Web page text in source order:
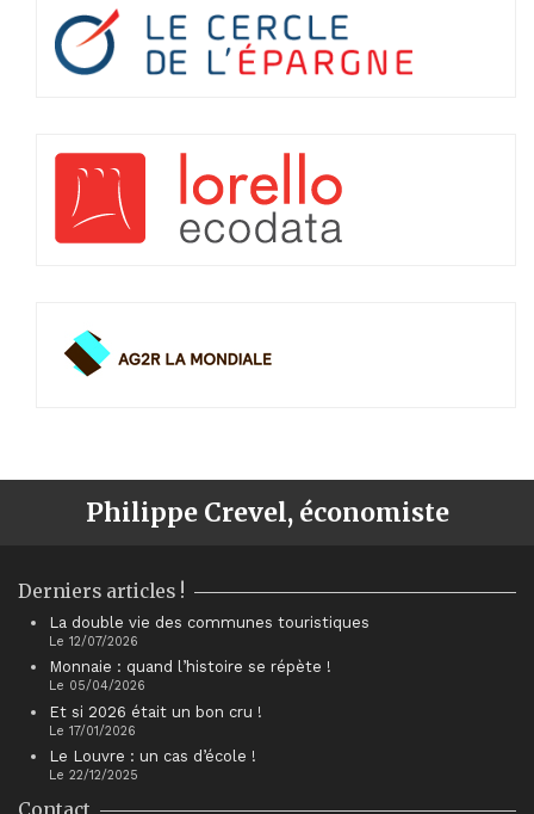
Philippe Crevel, économiste
Derniers articles !
La double vie des communes touristiques
Le 12/07/2026
Monnaie : quand l’histoire se répète !
Le 05/04/2026
Et si 2026 était un bon cru !
Le 17/01/2026
Le Louvre : un cas d’école !
Le 22/12/2025